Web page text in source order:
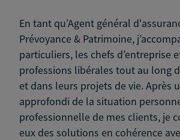
En tant qu’Agent général
Prévoyance & Patrimoine,
particuliers, les chefs d’entreprise
professions libérales tout au long
et dans leurs projets de vie. Après
approfondi de la situation
professionnelle de mes clients, je
eux des solutions en cohérence